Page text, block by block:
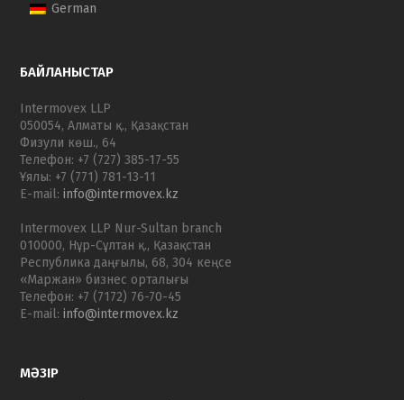
German
БАЙЛАНЫСТАР
Intermovex LLP
050054, Алматы қ., Қазақстан
Физули көш., 64
Телефон: +7 (727) 385-17-55
Ұялы: +7 (771) 781-13-11
E-mail:info@intermovex.kz
Intermovex LLP Nur-Sultan branch
010000, Нұр-Cұлтан қ., Қазақстан
Республика даңғылы, 68, 304 кеңсе
«Маржан» бизнес орталығы
Телефон: +7 (7172) 76-70-45
E-mail:info@intermovex.kz
МӘЗІР